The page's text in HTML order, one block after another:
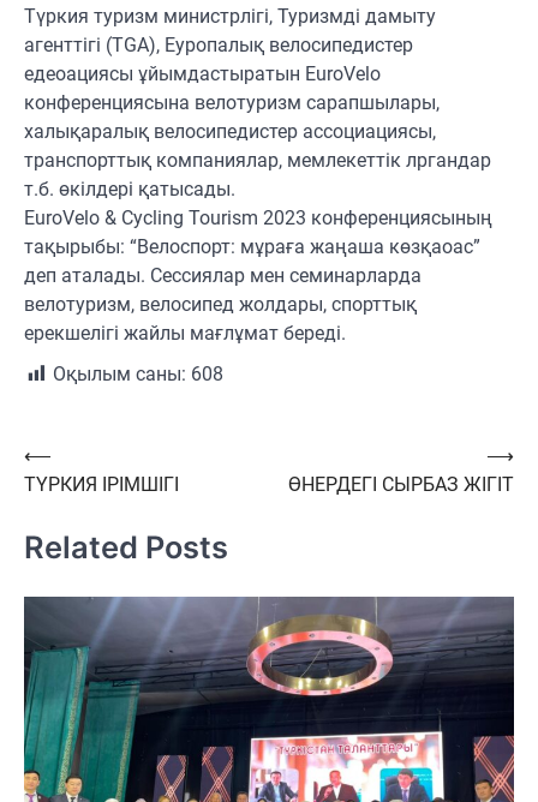
Түркия туризм министрлігі, Туризмді дамыту
агенттігі (TGA), Еуропалық велосипедистер
едеоациясы ұйымдастыратын EuroVelo
конференциясына велотуризм сарапшылары,
халықаралық велосипедистер ассоциациясы,
транспорттық компаниялар, мемлекеттік лргандар
т.б. өкілдері қатысады.
EuroVelo & Cycling Tourism 2023 конференциясының
тақырыбы: “Велоспорт: мұраға жаңаша көзқаоас”
деп аталады. Сессиялар мен семинарларда
велотуризм, велосипед жолдары, спорттық
ерекшелігі жайлы мағлұмат береді.
Оқылым саны: 608
Навигация
по
записям
⟵
ТҮРКИЯ ІРІМШІГІ
ӨНЕРДЕГІ СЫРБАЗ ЖІГІТ
⟶
Related Posts